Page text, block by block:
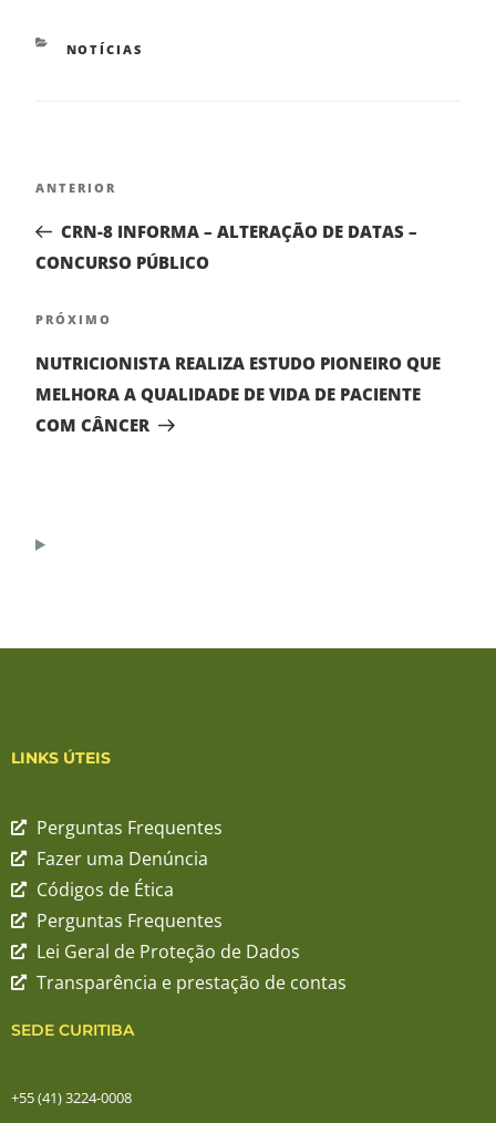
NOTÍCIAS
ANTERIOR
CRN-8 INFORMA – ALTERAÇÃO DE DATAS –
CONCURSO PÚBLICO
PRÓXIMO
NUTRICIONISTA REALIZA ESTUDO PIONEIRO QUE
MELHORA A QUALIDADE DE VIDA DE PACIENTE
COM CÂNCER
LINKS ÚTEIS
Perguntas Frequentes
Fazer uma Denúncia
Códigos de Ética
Perguntas Frequentes
Lei Geral de Proteção de Dados
Transparência e prestação de contas
SEDE CURITIBA
+55 (41) 3224-0008